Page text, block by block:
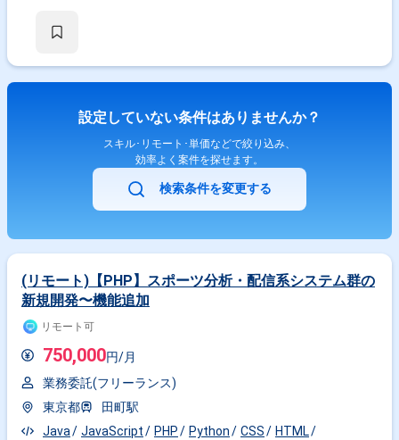
設定していない条件はありませんか？
スキル･リモート･単価などで絞り込み、
効率よく案件を探せます。
検索条件を変更する
(リモート)【PHP】スポーツ分析・配信系システム群の
新規開発〜機能追加
リモート可
750,000円/月
業務委託(フリーランス)
東京都
田町駅
Java
JavaScript PHP Python CSS
HTML